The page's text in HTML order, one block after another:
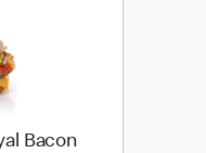
Bacon